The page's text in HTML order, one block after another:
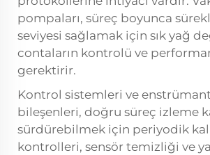
pompaları, süreç boyunca
seviyesi sağlamak için sık yağ
contaların kontrolü ve
gerektirir.
Kontrol sistemleri ve
bileşenleri, doğru süreç izleme
sürdürebilmek için periyodik
kontrolleri, sensör temizliği ve